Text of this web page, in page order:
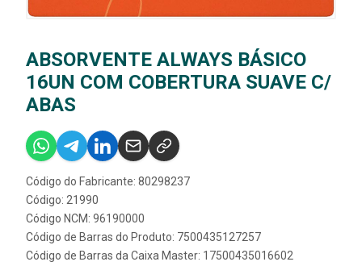
ABSORVENTE ALWAYS BÁSICO
16UN COM COBERTURA SUAVE C/
ABAS
Código do Fabricante: 80298237
Código: 21990
Código NCM: 96190000
Código de Barras do Produto: 7500435127257
Código de Barras da Caixa Master: 17500435016602